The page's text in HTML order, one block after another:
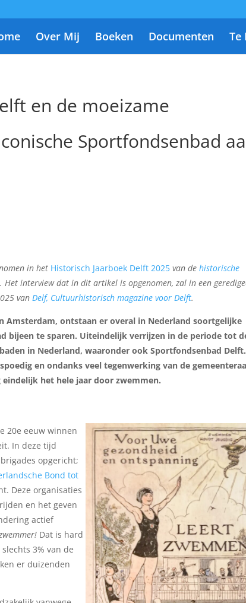
Over Mij Boeken Documenten Te
en de moeizame
Sportfondsenbad
in het Historisch Jaarboek Delft 2025 van dehistorische
Het interview dat in dit artikel is opgenomen, zal in een
vanDelf, Cultuurhistorisch magazine voor Delft.
Amsterdam, ontstaan er overal in Nederland soortgelijke
bijeen te sparen. Uiteindelijk verrijzen in de periode tot
in Nederland, waaronder ook Sportfondsenbad
en ondanks veel tegenwerking van de
het hele jaar door zwemmen.
20e eeuw winnen
In deze tijd
opgericht;
Bond tot
Deze organisaties
en het geven
actief
Dat is hard
3% van de
er duizenden